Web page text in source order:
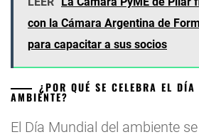
con la Cámara Argentina de
para capacitar a sus socios
¿POR QUÉ SE CELEBRA EL
AMBIENTE?
El Día Mundial del ambiente